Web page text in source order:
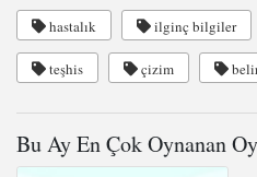
hastalık ilginç bilgiler
teşhis çizim
Bu Ay En Çok Oynanan